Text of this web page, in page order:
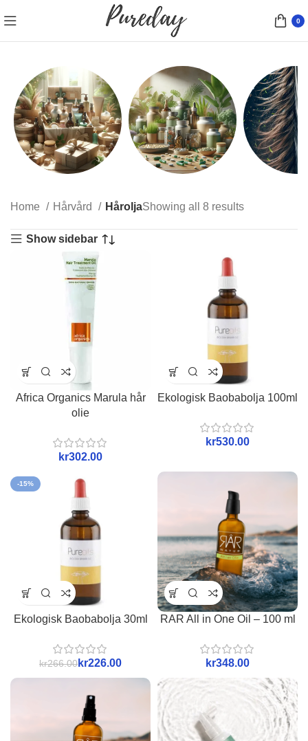
0
9 products
Home Hårvård HåroljaShowing all 8 results
Show sidebar
Africa Organics Marula hår
olie
kr
Ekologisk Baobabolja 100ml
kr
-15%
Ekologisk Baobabolja 30ml
kr266.00kr226.00
RAR All in One Oil – 100 ml
kr